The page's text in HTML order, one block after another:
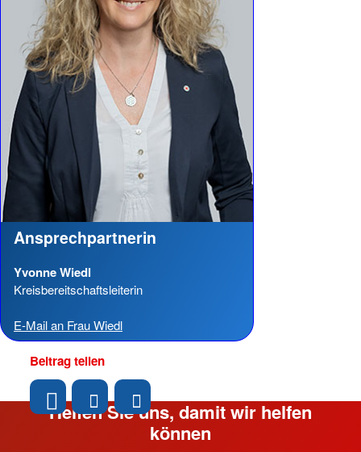
Ansprechpartnerin
Yvonne Wiedl
Kreisbereitschaftsleiterin
E-Mail an Frau Wiedl
Beitrag teilen
Helfen Sie uns, damit wir helfen
können